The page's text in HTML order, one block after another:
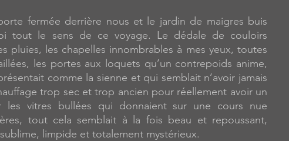
fermée derrière nous et le jardin de maigres buis
tout le sens de ce voyage. Le dédale de couloirs
pluies, les chapelles innombrables à mes yeux, toutes
les portes aux loquets qu’un contrepoids anime,
comme la sienne et qui semblait n’avoir jamais
trop sec et trop ancien pour réellement avoir un
les vitres bullées qui donnaient sur une cours nue
tout cela semblait à la fois beau et repoussant,
limpide et totalement mystérieux.